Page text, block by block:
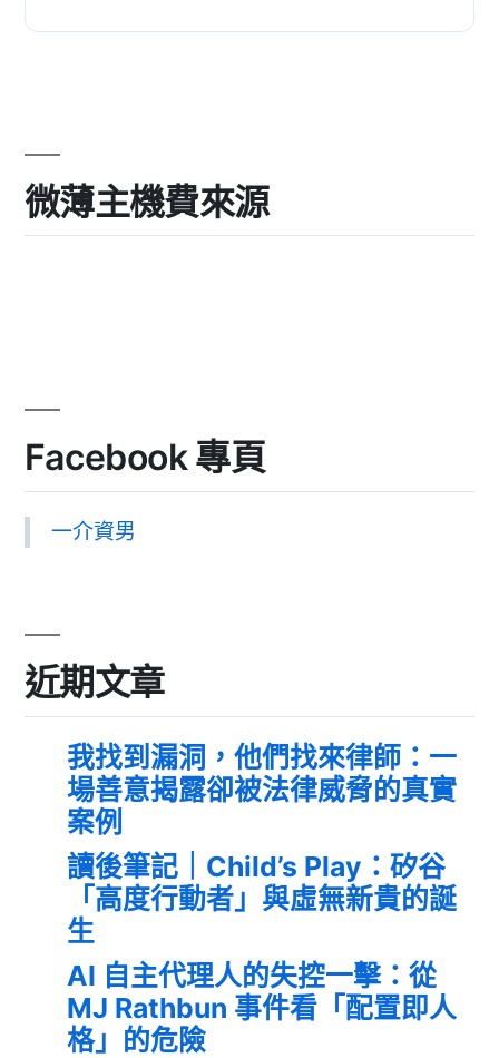
在你上傳到媒體...
微薄主機費來源
Facebook 專頁
一介資男
近期文章
我找到漏洞，他們找來律師：一
場善意揭露卻被法律威脅的真實
案例
讀後筆記｜Child’s Play：矽谷
「高度行動者」與虛無新貴的誕
生
AI 自主代理人的失控一擊：從
MJ Rathbun 事件看「配置即人
格」的危險